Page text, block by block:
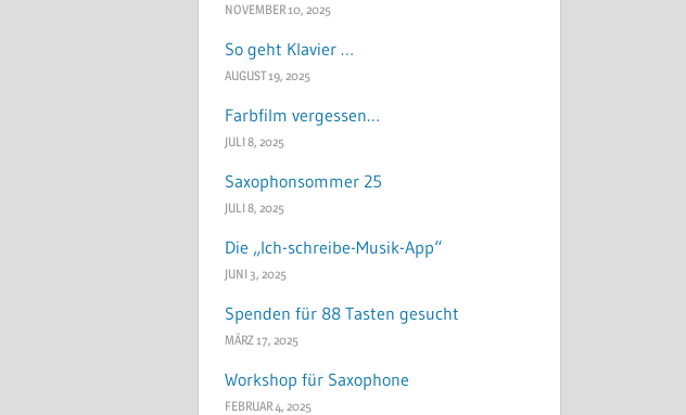
NOVEMBER 10, 2025
So geht Klavier …
AUGUST 19, 2025
Farbfilm vergessen…
JULI 8, 2025
Saxophonsommer 25
JULI 8, 2025
Die „Ich-schreibe-Musik-App“
JUNI 3, 2025
Spenden für 88 Tasten gesucht
MÄRZ 17, 2025
Workshop für Saxophone
FEBRUAR 4, 2025